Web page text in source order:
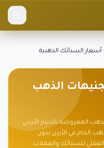
›أسعار السبائك الذهبية
الذهب
المعروضة بالدينار الأردني
الخام في الأردن بدون
للسبائك والعملات